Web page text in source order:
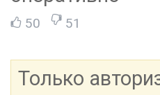
50 51
Только